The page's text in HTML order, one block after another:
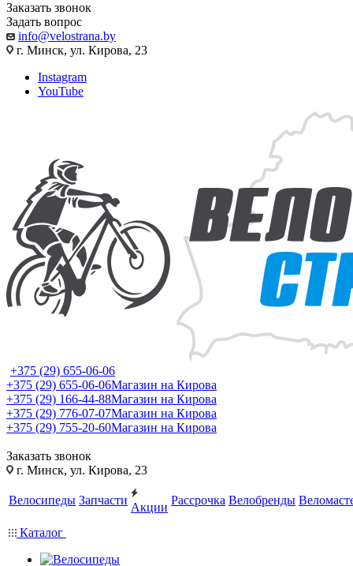
Заказать звонок
Задать вопрос
info@velostrana.by
г. Минск, ул. Кирова, 23
Instagram
YouTube
+375 (29) 655-06-06
+375 (29) 655-06-06Магазин на Кирова
+375 (29) 166-44-88Магазин на Кирова
+375 (29) 776-07-07Магазин на Кирова
+375 (29) 755-20-60Магазин на Кирова
Заказать звонок
г. Минск, ул. Кирова, 23
Велосипеды Запчасти
Акции
Рассрочка Велобренды
Каталог